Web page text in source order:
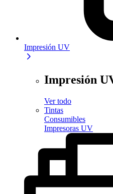
Impresión UV
Impresión
Ver todo
Tintas
Consumibles
Impresoras UV